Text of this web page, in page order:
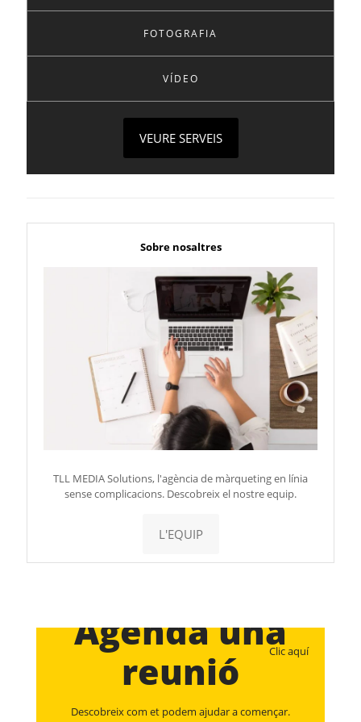
FOTOGRAFIA
VÍDEO
VEURE SERVEIS
Sobre nosaltres
TLL MEDIA Solutions, l'agència de màrqueting en línia
sense complicacions. Descobreix el nostre equip.
L'EQUIP
Clic aquí
Agenda una
reunió
Descobreix com et podem ajudar a començar.